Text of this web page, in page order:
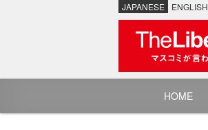
JAPANESE ENGLISH
HOME